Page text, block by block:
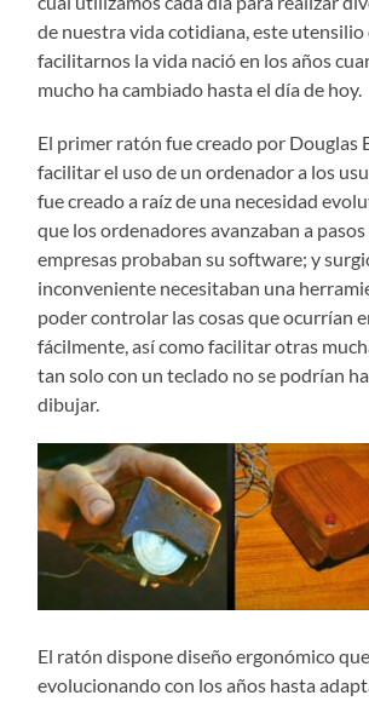
de nuestra vida cotidiana, este utensilio
facilitarnos la vida nació en los años
mucho ha cambiado hasta el día de hoy.
El primer ratón fue creado por Douglas
facilitar el uso de un ordenador a los
fue creado a raíz de una necesidad
que los ordenadores avanzaban a
empresas probaban su software; y
inconveniente necesitaban una
poder controlar las cosas que ocurrían
fácilmente, así como facilitar otras
tan solo con un teclado no se podrían
dibujar.
El ratón dispone diseño ergonómico
evolucionando con los años hasta